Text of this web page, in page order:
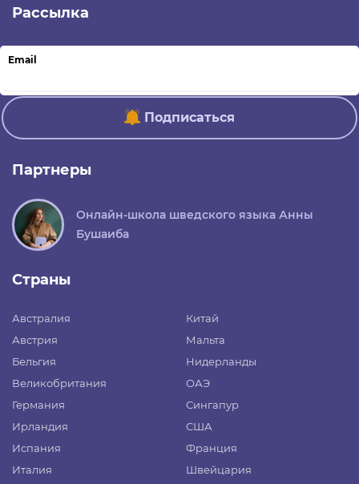
Рассылка
Email
Подписаться
Партнеры
Онлайн-школа шведского языка Анны
Бушаиба
Страны
Австралия
Австрия
Бельгия
Великобритания
Германия
Ирландия
Испания
Италия
Китай
Мальта
Нидерланды
ОАЭ
Сингапур
США
Франция
Швейцария